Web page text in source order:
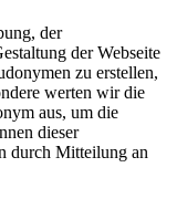
der
der Webseite
zu erstellen,
werten wir die
aus, um die
dieser
durch Mitteilung an